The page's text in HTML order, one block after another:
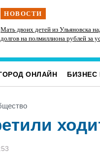
НОВОСТИ
Мать двоих детей из Ульяновска
долгов на полмиллиона рублей за
ОНЛАЙН